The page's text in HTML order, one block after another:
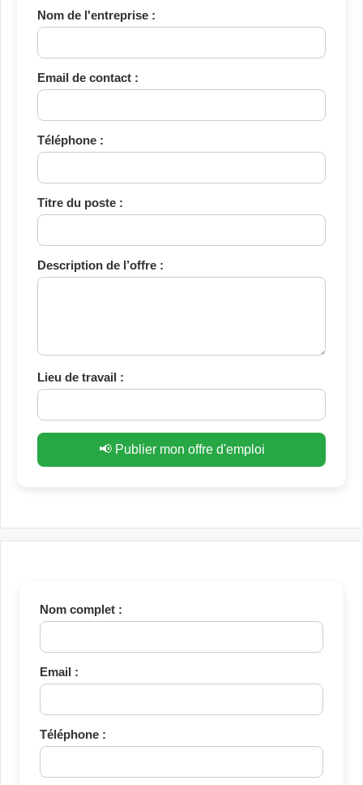
Nom de l'entreprise :
Email de contact :
Téléphone :
Titre du poste :
Description de l’offre :
Lieu de travail :
📢 Publier mon offre d'emploi
Nom complet :
Email :
Téléphone :